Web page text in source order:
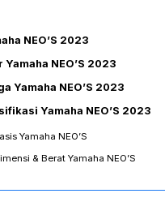
NEO’S 2023
Yamaha NEO’S 2023
Yamaha NEO’S 2023
Yamaha NEO’S 2023
Yamaha NEO’S
& Berat Yamaha NEO’S